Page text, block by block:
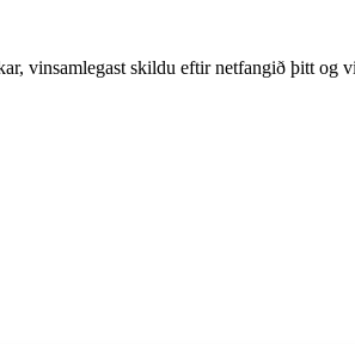
vinsamlegast skildu eftir netfangið þitt og